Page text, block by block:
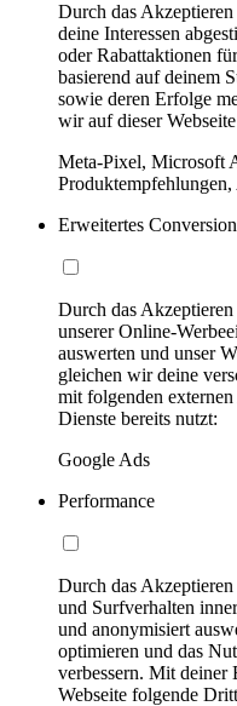
Durch das
deine Interessen
oder Rabattaktionen
basierend auf deinem
sowie deren Erfolge
wir auf dieser
Meta-Pixel, Microsoft
Erweitertes
Durch das
unserer Online-
auswerten und unser
gleichen wir deine
mit folgenden
Dienste bereits nutzt:
Google Ads
Performance
Durch das
und Surfverhalten
und anonymisiert
optimieren und das
verbessern. Mit
Webseite folgende